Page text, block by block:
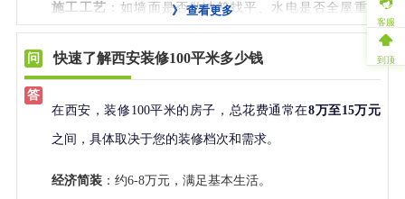
艺细节、材料进场均可现场核验，拒绝“样板间作秀”。
更重要的是，兴唐装饰坚持“不靠低价引流、不做虚假套
性价比远超同行。2025年第三方数据显示，其客户投诉率
仅0.5%，半包客户平均节省预算15%以上。
如果您正在对比西安装修价格，切记：
单的水电点位和最少的吊顶造型。一旦您需要多加一个插
座、换个好点的卫浴，费用就会大幅增加，最终结算价可
能远超预算。
这些细节直接影响最终效果和耐久性。
规划先行，避免返工：提前确定功能布局、插座开关位
置。一旦水电开槽，修改代价巨大。
警惕“低价陷阱”：报价过低的公司往往通过后期增项盈
施工工艺 ：如墙面是否做冲筋找平、水电是否全屋重改
等。
辅料品牌：使用普通辅料还是伟星水管、津成电线、东方
》查看更多
快速了解西安装修100平米多少钱
在西安，装修100平米的房子，总花费通常在8万至15万元
之间，具体取决于您的装修档次和需求。
经济简装 ：约6-8万元，满足基本生活。
客服
到顶